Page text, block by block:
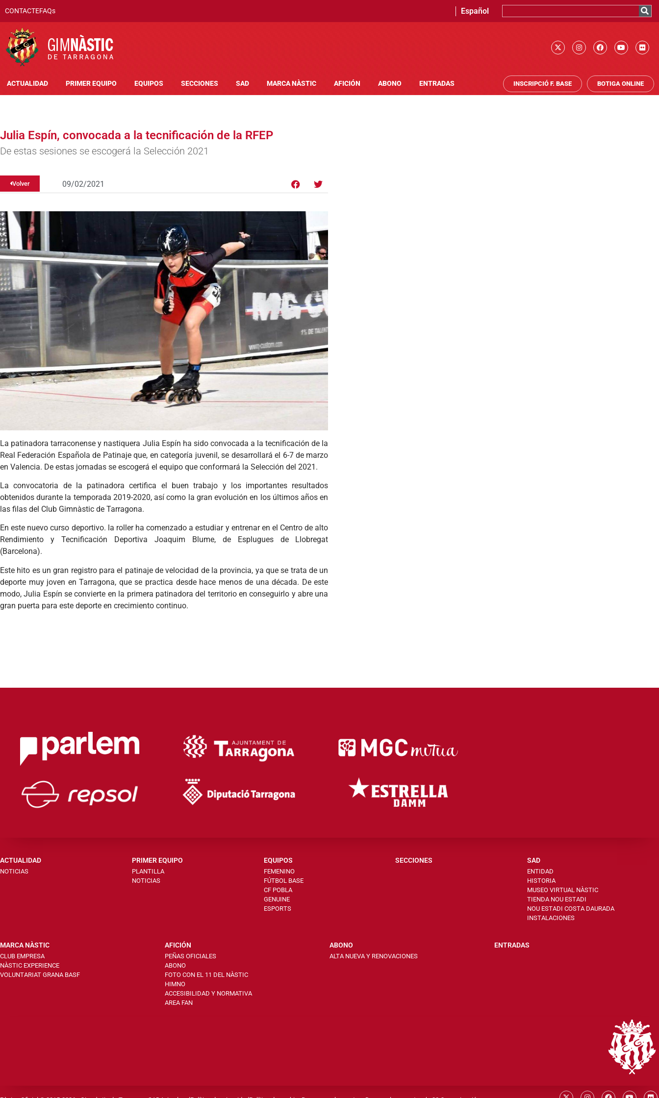
CONTACTEFAQs Español
ACTUALIDAD PRIMER EQUIPO EQUIPOS SECCIONES SAD MARCA NÀSTIC AFICIÓN ABONO ENTRADAS INSCRIPCIÓ F. BASE BOTIGA ONLINE
Julia Espín, convocada a la tecnificación de la RFEP
De estas sesiones se escogerá la Selección 2021
Volver 09/02/2021
La patinadora tarraconense y nastiquera Julia Espín ha sido convocada a la tecnificación de la
Real Federación Española de Patinaje que, en categoría juvenil, se desarrollará el 6-7 de marzo
en Valencia. De estas jornadas se escogerá el equipo que conformará la Selección del 2021.
La convocatoria de la patinadora certifica el buen trabajo y los importantes resultados
obtenidos durante la temporada 2019-2020, así como la gran evolución en los últimos años en
las filas del Club Gimnàstic de Tarragona.
En este nuevo curso deportivo. la roller ha comenzado a estudiar y entrenar en el Centro de alto
Rendimiento y Tecnificación Deportiva Joaquim Blume, de Esplugues de Llobregat
(Barcelona).
Este hito es un gran registro para el patinaje de velocidad de la provincia, ya que se trata de un
deporte muy joven en Tarragona, que se practica desde hace menos de una década. De este
modo, Julia Espín se convierte en la primera patinadora del territorio en conseguirlo y abre una
gran puerta para este deporte en crecimiento continuo.
ACTUALIDAD
NOTICIAS
PRIMER EQUIPO
PLANTILLA
NOTICIAS
EQUIPOS
FEMENINO
FÚTBOL BASE
CF POBLA
GENUINE
ESPORTS
SECCIONES SAD
ENTIDAD
HISTORIA
MUSEO VIRTUAL NÀSTIC
TIENDA NOU ESTADI
NOU ESTADI COSTA DAURADA
INSTALACIONES
MARCA NÀSTIC
CLUB EMPRESA
NÀSTIC EXPERIENCE
VOLUNTARIAT GRANA BASF
AFICIÓN
PEÑAS OFICIALES
ABONO
FOTO CON EL 11 DEL NÀSTIC
HIMNO
ACCESIBILIDAD Y NORMATIVA
AREA FAN
ABONO
ALTA NUEVA Y RENOVACIONES
ENTRADAS